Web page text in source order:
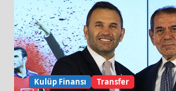
Kulüp Finansı Transfer